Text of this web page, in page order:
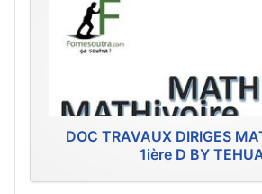
DOC TRAVAUX DIRIGES
1ière D BY